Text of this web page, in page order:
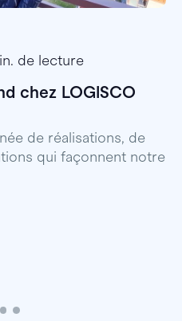
de lecture
chez LOGISCO
de réalisations, de
qui façonnent notre